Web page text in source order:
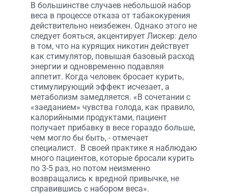
В большинстве случаев небольшой набор
веса в процессе отказа от табакокурения
действительно неизбежен. Однако этого не
следует бояться, акцентирует Лискер: дело
в том, что на курящих никотин действует
как стимулятор, повышая базовый расход
энергии и одновременно подавляя
аппетит. Когда человек бросает курить,
стимулирующий эффект исчезает, а
метаболизм замедляется. «В сочетании с
«заеданием» чувства голода, как правило,
калорийными продуктами, пациент
получает прибавку в весе гораздо больше,
чем могло бы быть, - отмечает
специалист. В своей практике я наблюдаю
много пациентов, которые бросали курить
по 3-5 раз, но потом неизменно
возвращались к вредной привычке, не
справившись с набором веса».